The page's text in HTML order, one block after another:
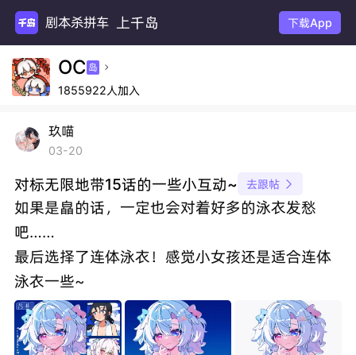
剧本杀拼车 上千岛 下载App
OC 岛 
1855922人加入
玖喵
03-20
对标无限地带15话的一些小互动~ 去跟帖 
如果是皛的话，一定也会对着好多的泳衣发愁
吧……
最后选择了连体泳衣！感觉小女孩还是适合连体
泳衣一些~